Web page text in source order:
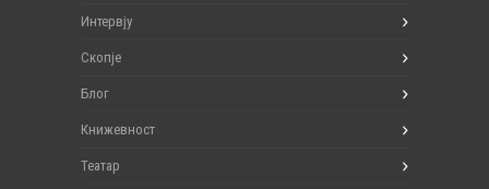
Интервју
Скопје
Блог
Книжевност
Театар